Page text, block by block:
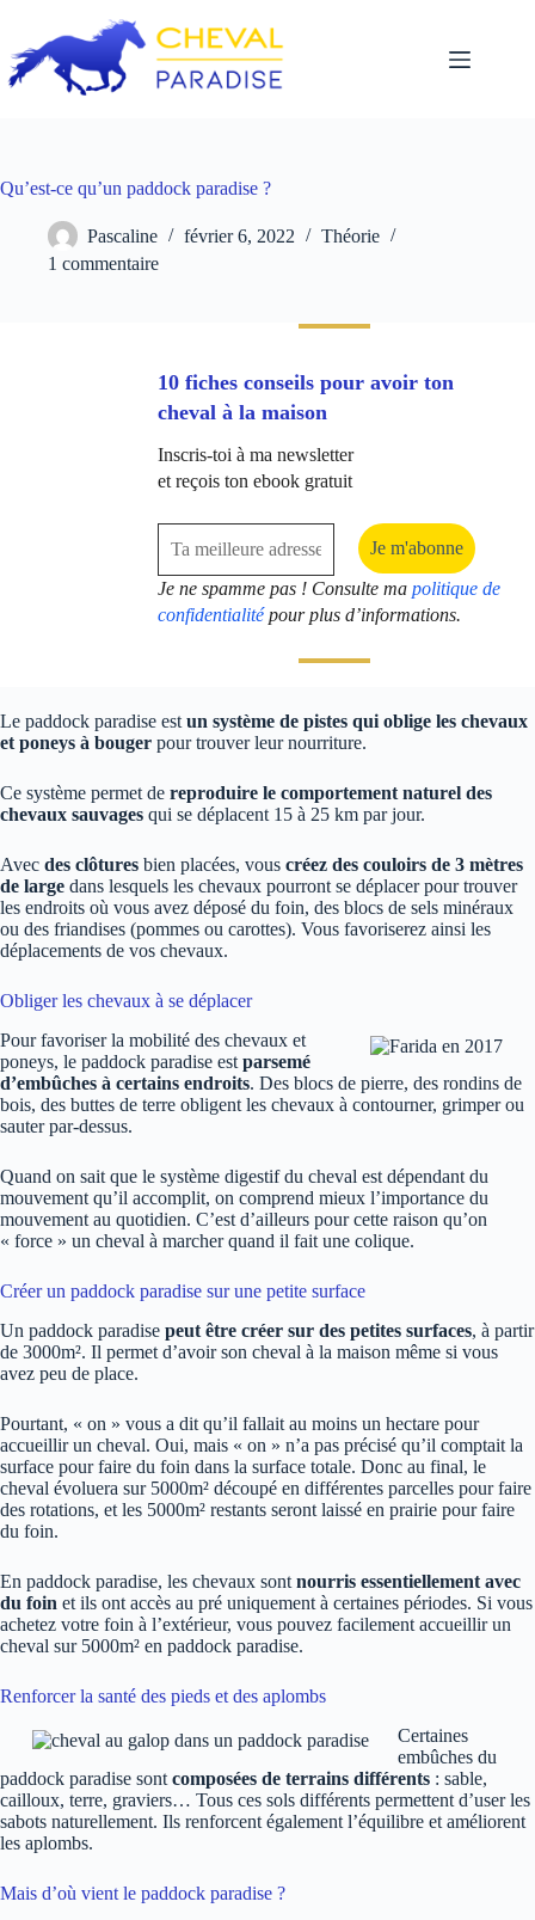
contenu
Qu’est-ce qu’un paddock paradise ?
Pascaline février 6, 2022
Théorie
1 commentaire
10 fiches conseils pour avoir ton
cheval à la maison
Inscris-toi à ma newsletter
et reçois ton ebook gratuit
Je ne spamme pas ! Consulte ma politique de
confidentialitépour plus d’informations.
Le paddock paradise est un système de pistes qui oblige les chevaux
et poneys à bouger pour trouver leur nourriture.
Ce système permet de reproduire le comportement naturel des
chevaux sauvages qui se déplacent 15 à 25 km par jour.
Avec des clôtures bien placées, vous créez des couloirs de 3 mètres
de large dans lesquels les chevaux pourront se déplacer pour trouver
les endroits où vous avez déposé du foin, des blocs de sels minéraux
ou des friandises (pommes ou carottes). Vous favoriserez ainsi les
déplacements de vos chevaux.
Obliger les chevaux à se déplacer
Pour favoriser la mobilité des chevaux et
poneys, le paddock paradise est parsemé
d’embûches à certains endroits. Des blocs de pierre, des rondins de
bois, des buttes de terre obligent les chevaux à contourner, grimper ou
sauter par-dessus.
Quand on sait que le système digestif du cheval est dépendant du
mouvement qu’il accomplit, on comprend mieux l’importance du
mouvement au quotidien. C’est d’ailleurs pour cette raison qu’on
« force » un cheval à marcher quand il fait une colique.
Créer un paddock paradise sur une petite surface
Un paddock paradise peut être créer sur des petites surfaces, à partir
de 3000m². Il permet d’avoir son cheval à la maison même si vous
avez peu de place.
Pourtant, « on » vous a dit qu’il fallait au moins un hectare pour
accueillir un cheval. Oui, mais « on » n’a pas précisé qu’il comptait la
surface pour faire du foin dans la surface totale. Donc au final, le
cheval évoluera sur 5000m² découpé en différentes parcelles pour faire
des rotations, et les 5000m² restants seront laissé en prairie pour faire
du foin.
En paddock paradise, les chevaux sont nourris essentiellement avec
du foin et ils ont accès au pré uniquement à certaines périodes. Si vous
achetez votre foin à l’extérieur, vous pouvez facilement accueillir un
cheval sur 5000m² en paddock paradise.
Renforcer la santé des pieds et des aplombs
Certaines
embûches du
paddock paradise sont composées de terrains différents : sable,
cailloux, terre, graviers… Tous ces sols différents permettent d’user les
sabots naturellement. Ils renforcent également l’équilibre et améliorent
les aplombs.
Mais d’où vient le paddock paradise ?